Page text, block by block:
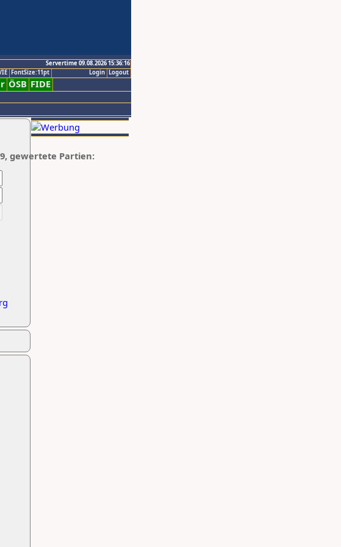
Servertime 09.08.2026 15:36:16
Logout
Login
FontSize:11pt
ÖSB FIDE
gewertete Partien: